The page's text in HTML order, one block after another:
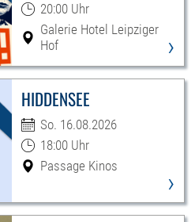
20:00 Uhr
Galerie Hotel Leipziger
Hof
›
HIDDENSEE
So. 16.08.2026
18:00 Uhr
Passage Kinos
›